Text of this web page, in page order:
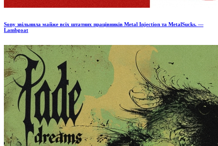
Sony звільнила майже всіх штатних працівників Metal Injection та MetalSucks. —
Lambgoat